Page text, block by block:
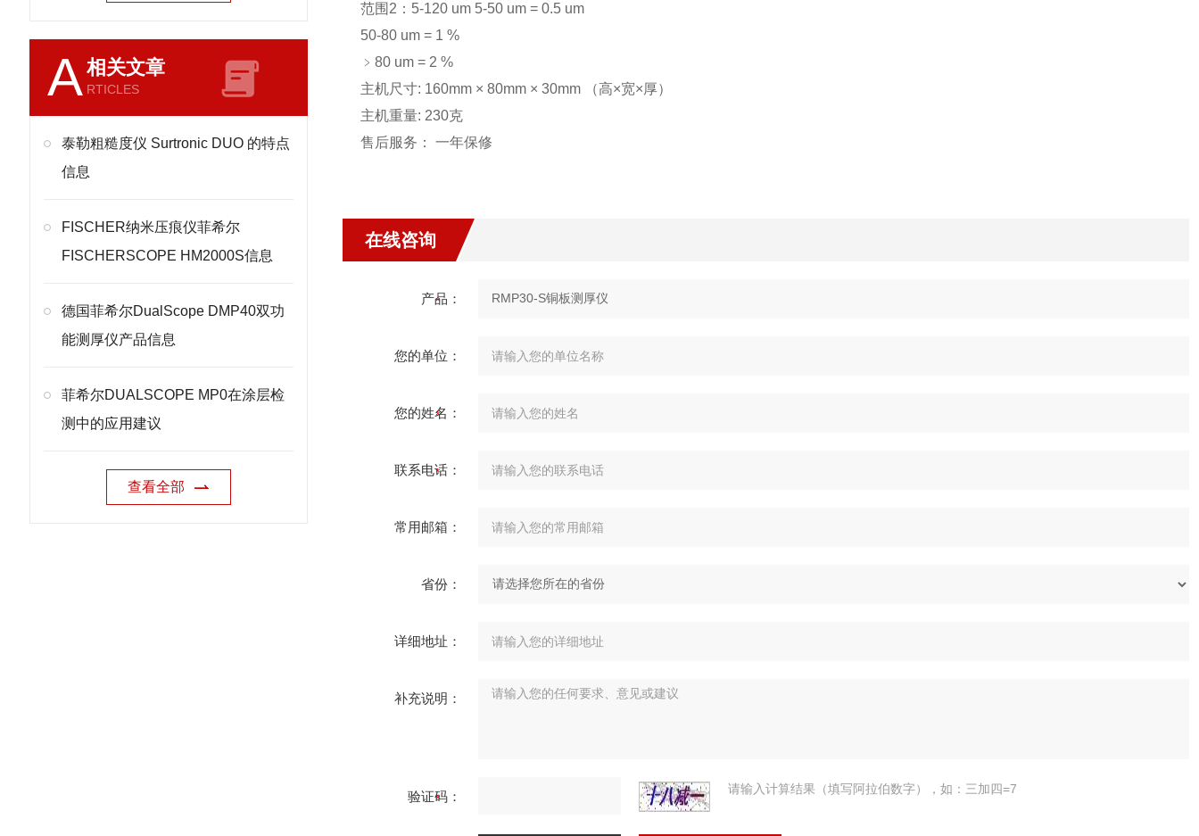
A相关文章
RTICLES
泰勒粗糙度仪 Surtronic DUO 的特点
信息
FISCHER纳米压痕仪菲希尔
FISCHERSCOPE HM2000S信息
德国菲希尔DualScope DMP40双功
能测厚仪产品信息
菲希尔DUALSCOPE MP0在涂层检
测中的应用建议
查看全部
范围2：5-120 um 5-50 um = 0.5 um
50-80 um = 1 %
﹥80 um = 2 %
主机尺寸: 160mm × 80mm × 30mm （高×宽×厚）
主机重量: 230克
售后服务： 一年保修
在线咨询
产品：
您的单位：
您的姓名：
联系电话：
常用邮箱：
省份：
详细地址：
补充说明：
验证码： 请输入计算结果（填写阿拉伯数字），如：三加四=7